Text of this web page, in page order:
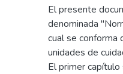
El presente
denominada
cual se conforma
unidades de
El primer